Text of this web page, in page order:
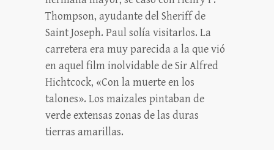
Thompson, ayudante del Sheriff de
Saint Joseph. Paul solía visitarlos. La
carretera era muy parecida a la que vió
en aquel film inolvidable de Sir Alfred
Hichtcock, «Con la muerte en los
talones». Los maizales pintaban de
verde extensas zonas de las duras
tierras amarillas.